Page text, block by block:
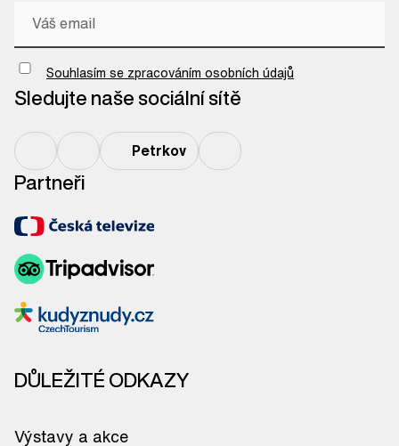
Chci odebírat newsletter
Souhlasím se zpracováním osobních údajů
Sledujte naše sociální sítě
Petrkov
Partneři
DŮLEŽITÉ ODKAZY
Výstavy a akce